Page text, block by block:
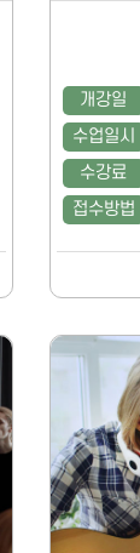
개강일
수업일시
수강료
접수방법